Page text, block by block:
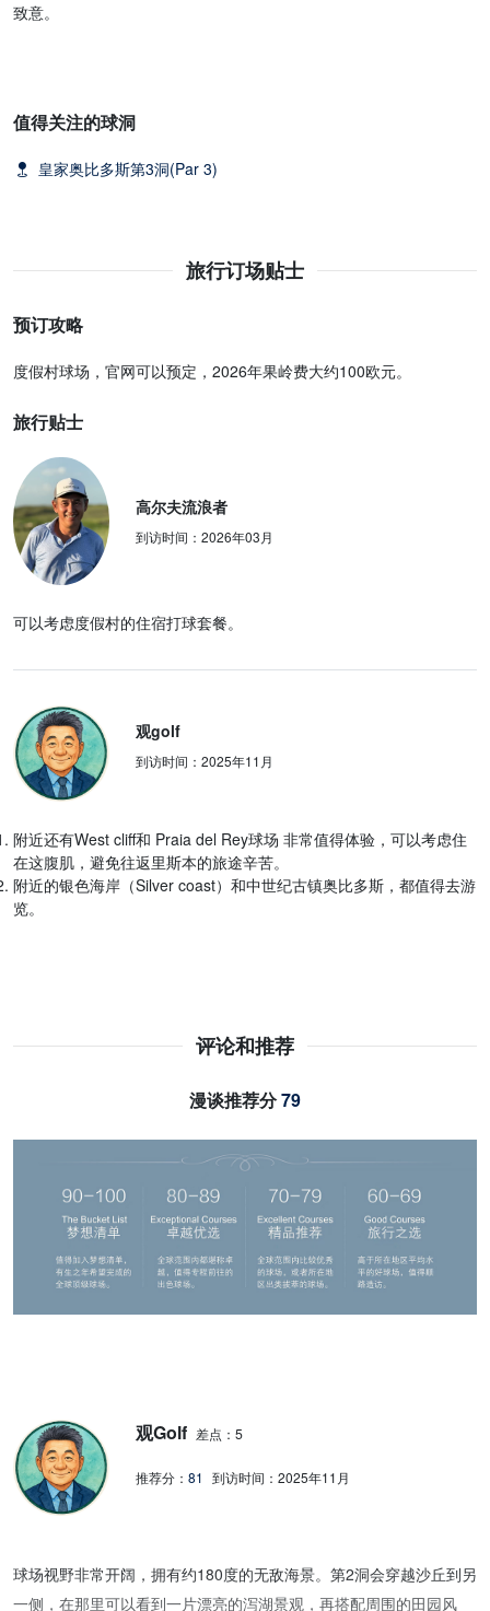
致意。
值得关注的球洞
皇家奥比多斯第3洞(Par 3)
旅行订场贴士
预订攻略
度假村球场，官网可以预定，2026年果岭费大约100欧元。
旅行贴士
高尔夫流浪者
到访时间： 2026年03月
可以考虑度假村的住宿打球套餐。
观golf
到访时间： 2025年11月
附近还有West cliff和 Praia del Rey球场 非常值得体验，可以考虑住
在这腹肌，避免往返里斯本的旅途辛苦。
附近的银色海岸（Silver coast）和中世纪古镇奥比多斯，都值得去游
览。
评论和推荐
漫谈推荐分79
球场视野非常开阔，拥有约180度的无敌海景。第2洞会穿越沙丘到另
一侧，在那里可以看到一片漂亮的泻湖景观，再搭配周围的田园风
观Golf 差点：5
推荐分： 81 到访时间： 2025年11月